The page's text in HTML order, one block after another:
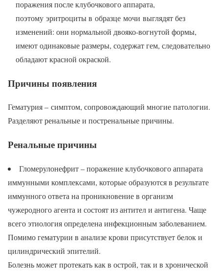
поражения после клубочкового аппарата,
поэтому эритроциты в образце мочи выглядят без
изменений: они нормальной двояко-вогнутой формы,
имеют одинаковые размеры, содержат гем, следовательно
обладают красной окраской.
Причины появления
Гематурия – симптом, сопровождающий многие патологии.
Разделяют ренальные и постренальные причины.
Ренальные причины
Гломерулонефрит – поражение клубочкового аппарата
иммунными комплексами, которые образуются в результате
иммунного ответа на проникновение в организм
чужеродного агента и состоят из антител и антигена. Чаще
всего этиология определена инфекционным заболеванием.
Помимо гематурии в анализе крови присутствует белок и
цилиндрический эпителий.
Болезнь может протекать как в острой, так и в хронической